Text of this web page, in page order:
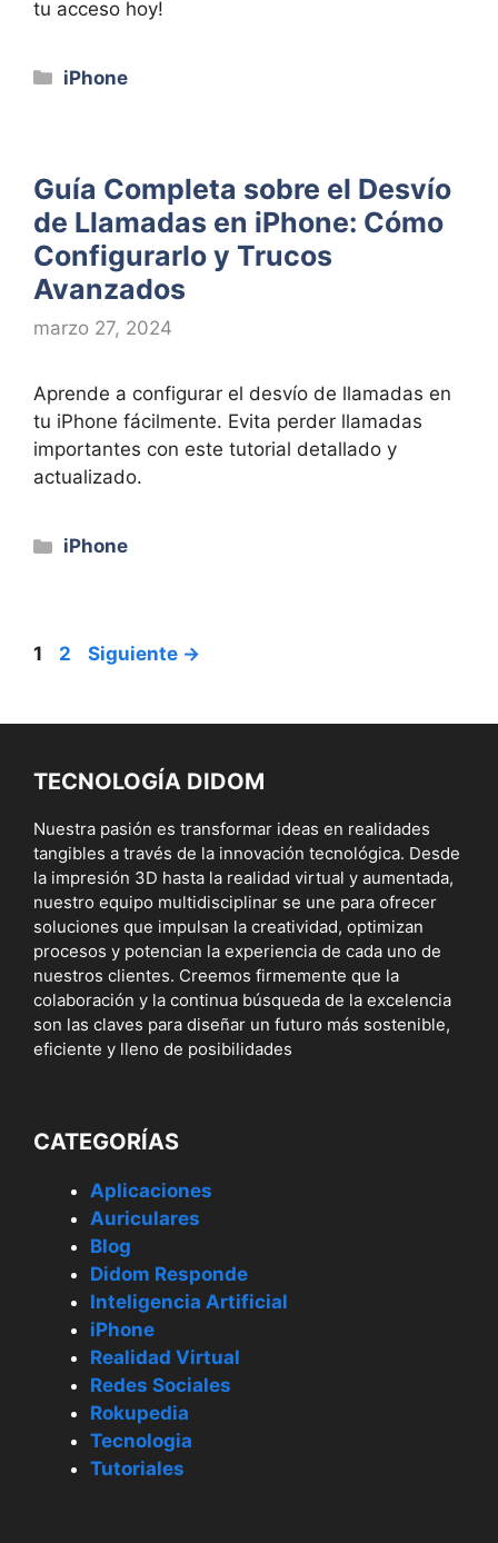
tu acceso hoy!
Categorías
iPhone
Guía Completa sobre el Desvío
de Llamadas en iPhone: Cómo
Configurarlo y Trucos
Avanzados
marzo 27, 2024
Aprende a configurar el desvío de llamadas en
tu iPhone fácilmente. Evita perder llamadas
importantes con este tutorial detallado y
actualizado.
Categorías
iPhone
Página
1 Página
2 Siguiente →
TECNOLOGÍA DIDOM
Nuestra pasión es transformar ideas en realidades
tangibles a través de la innovación tecnológica. Desde
la impresión 3D hasta la realidad virtual y aumentada,
nuestro equipo multidisciplinar se une para ofrecer
soluciones que impulsan la creatividad, optimizan
procesos y potencian la experiencia de cada uno de
nuestros clientes. Creemos firmemente que la
colaboración y la continua búsqueda de la excelencia
son las claves para diseñar un futuro más sostenible,
eficiente y lleno de posibilidades
CATEGORÍAS
Aplicaciones
Auriculares
Blog
Didom Responde
Inteligencia Artificial
iPhone
Realidad Virtual
Redes Sociales
Rokupedia
Tecnologia
Tutoriales